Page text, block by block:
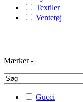
Textiler
Ventetøj
Mærker -
Gucci